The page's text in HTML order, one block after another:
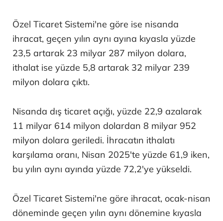
Özel Ticaret Sistemi'ne göre ise nisanda
ihracat, geçen yılın aynı ayına kıyasla yüzde
23,5 artarak 23 milyar 287 milyon dolara,
ithalat ise yüzde 5,8 artarak 32 milyar 239
milyon dolara çıktı.
Nisanda dış ticaret açığı, yüzde 22,9 azalarak
11 milyar 614 milyon dolardan 8 milyar 952
milyon dolara geriledi. İhracatın ithalatı
karşılama oranı, Nisan 2025'te yüzde 61,9 iken,
bu yılın aynı ayında yüzde 72,2'ye yükseldi.
Özel Ticaret Sistemi'ne göre ihracat, ocak-nisan
döneminde geçen yılın aynı dönemine kıyasla